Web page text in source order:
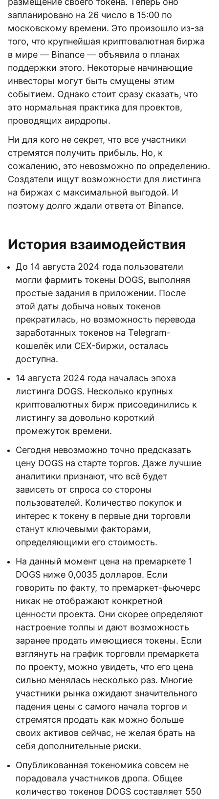
запланировано на 26 число в 15:00 по
московскому времени. Это произошло из-за
того, что крупнейшая криптовалютная биржа
в мире — Binance — объявила о планах
поддержки этого. Некоторые начинающие
инвесторы могут быть смущены этим
событием. Однако стоит сразу сказать, что
это нормальная практика для проектов,
проводящих аирдропы.
Ни для кого не секрет, что все участники
стремятся получить прибыль. Но, к
сожалению, это невозможно по определению.
Создатели ищут возможности для листинга
на биржах с максимальной выгодой. И
поэтому долго ждали ответа от Binance.
История взаимодействия
До 14 августа 2024 года пользователи
могли фармить токены DOGS, выполняя
простые задания в приложении. После
этой даты добыча новых токенов
прекратилась, но возможность перевода
заработанных токенов на Telegram-
кошелёк или CEX-биржи, осталась
доступна.
14 августа 2024 года началась эпоха
листинга DOGS. Несколько крупных
криптовалютных бирж присоединились к
листингу за довольно короткий
промежуток времени.
Сегодня невозможно точно предсказать
цену DOGS на старте торгов. Даже лучшие
аналитики признают, что всё будет
зависеть от спроса со стороны
пользователей. Количество покупок и
интерес к токену в первые дни торговли
станут ключевыми факторами,
определяющими его стоимость.
На данный момент цена на премаркете 1
DOGS ниже 0,0035 долларов. Если
говорить по факту, то премаркет-фьючерс
никак не отображают конкретной
ценности проекта. Они скорее определяют
настроение толпы и дают возможность
заранее продать имеющиеся токены. Если
взглянуть на график торговли премаркета
по проекту, можно увидеть, что его цена
сильно менялась несколько раз. Многие
участники рынка ожидают значительного
падения цены с самого начала торгов и
стремятся продать как можно больше
своих активов сейчас, не желая брать на
себя дополнительные риски.
Опубликованная токеномика совсем не
порадовала участников дропа. Общее
количество токенов DOGS составляет 550